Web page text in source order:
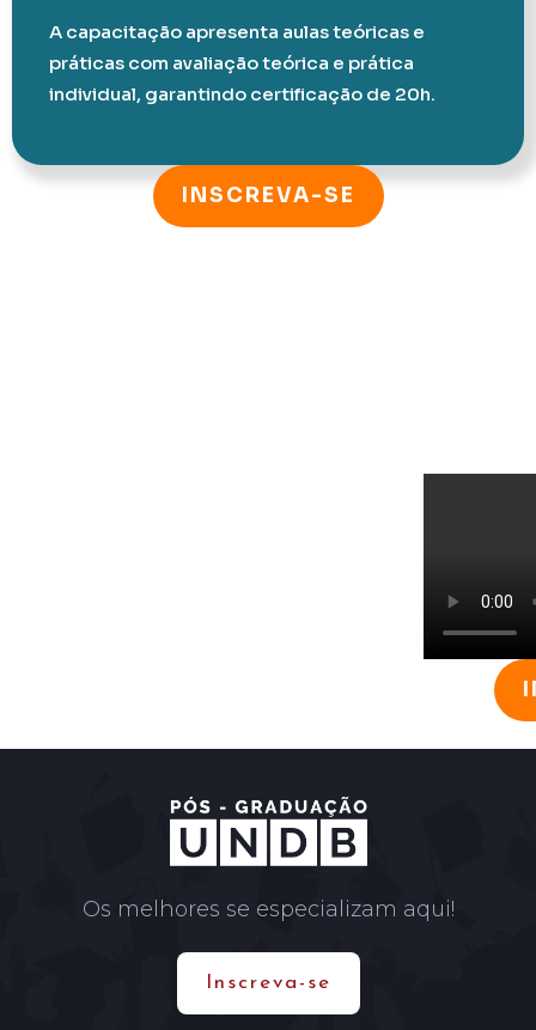
A capacitação apresenta aulas teóricas e
práticas com avaliação teórica e prática
individual, garantindo certificação de 20h.
INSCREVA-SE
Os melhores se especializam aqui!
Inscreva-se